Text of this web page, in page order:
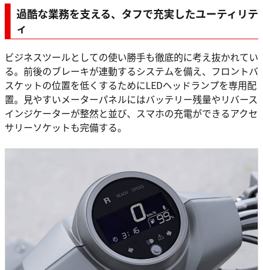
過酷な業務を支える、タフで充実したユーティリテ
ィ
ビジネスツールとしての使い勝手も徹底的に考え抜かれてい
る。前後のブレーキが連動するシステムを備え、フロントバ
スケットの位置を低くするためにLEDヘッドランプを専用配
置。見やすいメーターパネルにはバッテリー残量やリバース
インジケーターが整然と並び、スマホの充電ができるアクセ
サリーソケットも完備する。